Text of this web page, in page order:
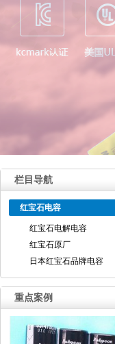
栏目导航
红宝石电容
红宝石电解电容
红宝石原厂
日本红宝石品牌电容
重点案例